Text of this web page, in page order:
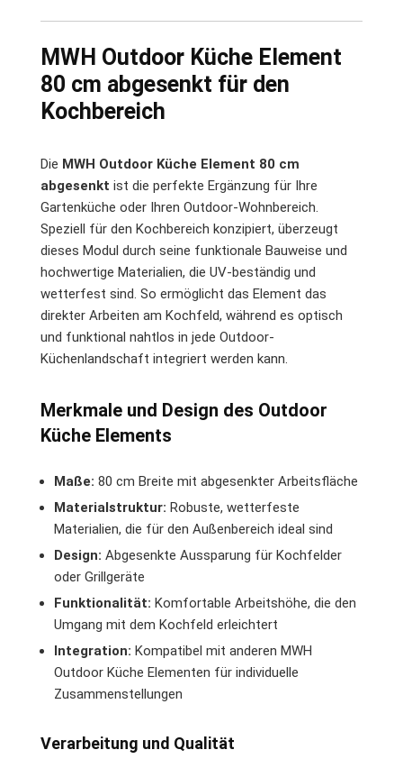
MWH Outdoor Küche Element
80 cm abgesenkt für den
Kochbereich
Die MWH Outdoor Küche Element 80 cm
abgesenkt ist die perfekte Ergänzung für Ihre
Gartenküche oder Ihren Outdoor-Wohnbereich.
Speziell für den Kochbereich konzipiert, überzeugt
dieses Modul durch seine funktionale Bauweise und
hochwertige Materialien, die UV-beständig und
wetterfest sind. So ermöglicht das Element das
direkter Arbeiten am Kochfeld, während es optisch
und funktional nahtlos in jede Outdoor-
Küchenlandschaft integriert werden kann.
Merkmale und Design des Outdoor
Küche Elements
Maße: 80 cm Breite mit abgesenkter Arbeitsfläche
Materialstruktur: Robuste, wetterfeste
Materialien, die für den Außenbereich ideal sind
Design: Abgesenkte Aussparung für Kochfelder
oder Grillgeräte
Funktionalität: Komfortable Arbeitshöhe, die den
Umgang mit dem Kochfeld erleichtert
Integration: Kompatibel mit anderen MWH
Outdoor Küche Elementen für individuelle
Zusammenstellungen
Verarbeitung und Qualität